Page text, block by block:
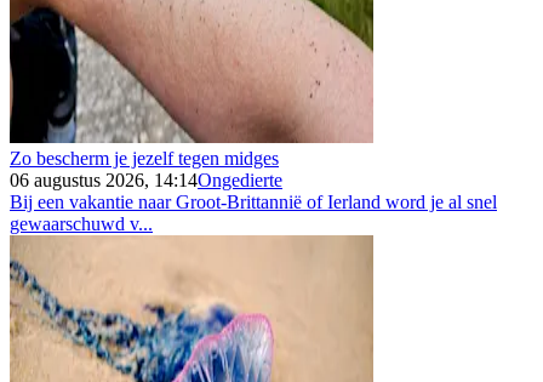
Zo bescherm je jezelf tegen midges
06 augustus 2026, 14:14Ongedierte
Bij een vakantie naar Groot-Brittannië of Ierland word je al snel
gewaarschuwd v...